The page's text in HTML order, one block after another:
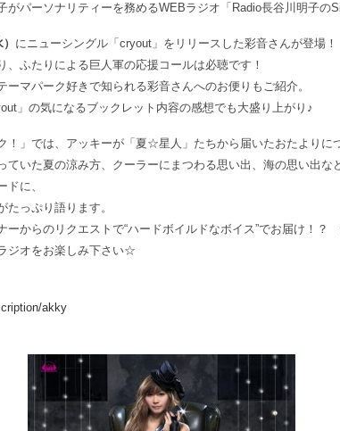
がパーソナリティーを務めるWEBラジオ「Radio長谷川明子の
にニューシングル「cryout」をリリースした彩音さんが登場！
、ふたりによる巨人軍の応援コールは必聴です！
ーマパーク好きで知られる彩音さんへのお便りもご紹介。
」の気になるブックレット内容の感想でも大盛り上がり♪
」では、アッキーが「夏☆星人」たちから届いたおたよりに
ていた夏の涼み方、クーラーにまつわる思い出、海の思い出な
ドに、
たっぷり語ります。
ーからのリクエストで“ハードボイルドなボイス”でお届け！
ジオをお楽しみ下さい☆
akky